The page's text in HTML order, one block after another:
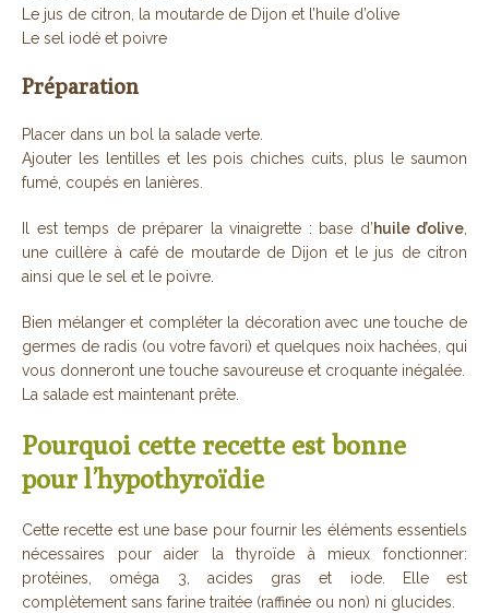
Le jus de citron, la moutarde de Dijon et l’huile d’olive
Le sel iodé et poivre
Préparation
Placer dans un bol la salade verte.
Ajouter les lentilles et les pois chiches cuits, plus le saumon
fumé, coupés en lanières.
Il est temps de préparer la vinaigrette : base d’huile d’olive
une cuillère à café de moutarde de Dijon et le jus de citron
ainsi que le sel et le poivre.
Bien mélanger et compléter la décoration avec une touche de
germes de radis (ou votre favori) et quelques noix hachées, qui
vous donneront une touche savoureuse et croquante inégalée.
La salade est maintenant prête.
Pourquoi cette recette est bonne
pour l’hypothyroïdie
Cette recette est une base pour fournir les éléments essentiels
nécessaires pour aider la thyroïde à mieux fonctionner:
protéines, oméga 3, acides gras et iode. Elle est
complètement sans farine traitée (raffinée ou non) ni glucides.